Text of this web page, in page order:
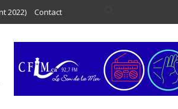
2022) Contact